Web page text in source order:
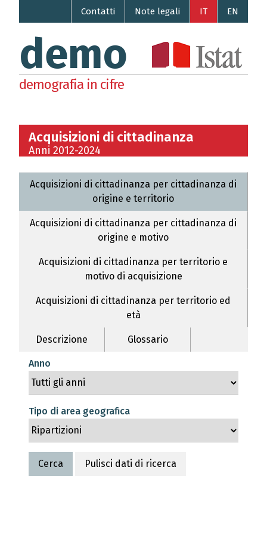
EN
IT
Note legali
Contatti
demo
demografia in cifre
Acquisizioni di cittadinanza
Anni 2012-2024
Acquisizioni di cittadinanza per cittadinanza di
origine e territorio
Acquisizioni di cittadinanza per cittadinanza di
origine e motivo
Acquisizioni di cittadinanza per territorio e
motivo di acquisizione
Acquisizioni di cittadinanza per territorio ed
età
Descrizione Glossario
Anno
Tipo di area geografica